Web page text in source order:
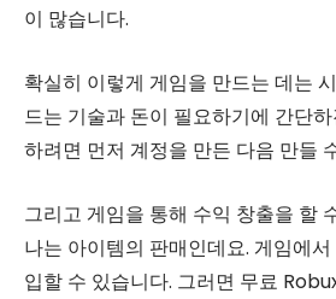
이 많습니다.
확실히 이렇게 게임을 만드는 데는
드는 기술과 돈이 필요하기에 간단
하려면 먼저 계정을 만든 다음 만들
그리고 게임을 통해 수익 창출을 할
나는 아이템의 판매인데요. 게임에
입할 수 있습니다. 그러면 무료